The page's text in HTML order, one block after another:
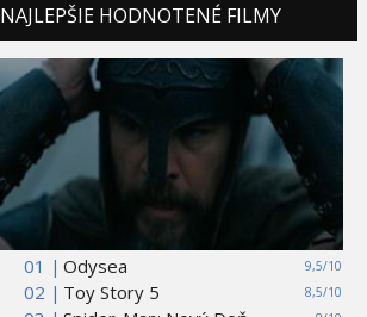
NAJLEPŠIE HODNOTENÉ FILMY
01 | 9,5/10
Odysea
02 |
8,5/10
Toy Story 5